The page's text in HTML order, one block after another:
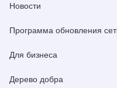
Новости
Программа обновления
Для бизнеса
Дерево добра